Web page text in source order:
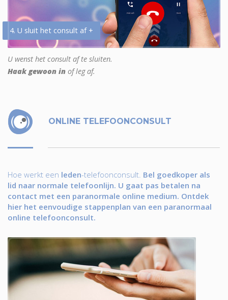
4. U sluit het consult af +
U wenst het consult af te sluiten.
Haak gewoon in of leg af.
ONLINE TELEFOONCONSULT
Hoe werkt een leden-telefoonconsult. Bel goedkoper als
lid naar normale telefoonlijn. U gaat pas betalen na
contact met een paranormale online medium. Ontdek
hier het eenvoudige stappenplan van een paranormaal
online telefoonconsult.